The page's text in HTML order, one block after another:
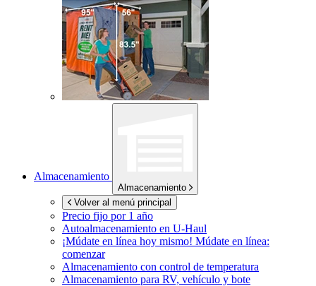
Almacenamiento
Almacenamiento
Volver al menú principal
Precio fijo por 1 año
Autoalmacenamiento en U-Haul
¡Múdate en línea hoy mismo! Múdate en línea:
comenzar
Almacenamiento con control de temperatura
Almacenamiento para RV, vehículo y bote